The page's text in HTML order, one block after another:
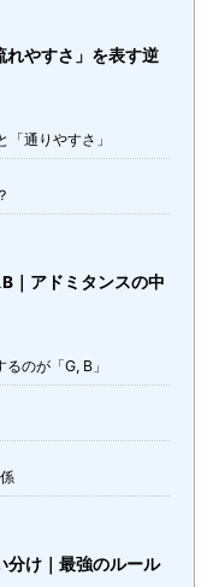
れやすさ」を表す逆
通りやすさ」
｜アドミタンスの中
のが「G, B」
分け｜最強のルール